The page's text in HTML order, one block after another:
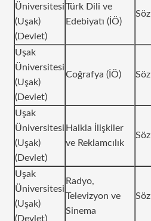
Üniversitesi
(Uşak)
(Devlet)
Türk Dili ve
Edebiyatı (İÖ)
Söz
Uşak
Üniversitesi
(Uşak)
(Devlet)
Coğrafya (İÖ) Söz
Uşak
Üniversitesi
(Uşak)
(Devlet)
Halkla İlişkiler
ve Reklamcılık
Söz
Uşak
Üniversitesi
(Uşak)
(Devlet)
Radyo,
Televizyon ve
Sinema
Söz